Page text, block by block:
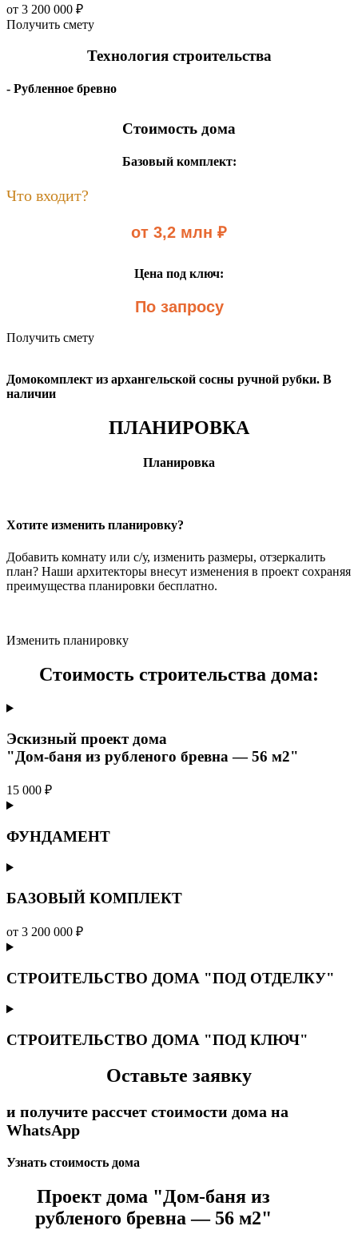
от 3 200 000 ₽
Получить смету
Технология строительства
- Рубленное бревно
Стоимость дома
Базовый комплект:
Что входит?
от 3,2 млн ₽
Цена под ключ:
По запросу
Получить смету
Домокомплект из архангельской сосны ручной рубки. В
наличии
ПЛАНИРОВКА
Планировка
Хотите изменить планировку?
Добавить комнату или с/у, изменить размеры, отзеркалить
план? Наши архитекторы внесут изменения в проект сохраняя
преимущества планировки бесплатно.
Изменить планировку
Стоимость строительства дома:
Эскизный проект дома
"Дом-баня из рубленого бревна — 56 м2"
15 000 ₽
ФУНДАМЕНТ
БАЗОВЫЙ КОМПЛЕКТ
от 3 200 000 ₽
СТРОИТЕЛЬСТВО ДОМА "ПОД ОТДЕЛКУ"
СТРОИТЕЛЬСТВО ДОМА "ПОД КЛЮЧ"
Оставьте заявку
и получите рассчет стоимости дома на
WhatsApp
Узнать стоимость дома
Проект дома "Дом-баня из
рубленого бревна — 56 м2"